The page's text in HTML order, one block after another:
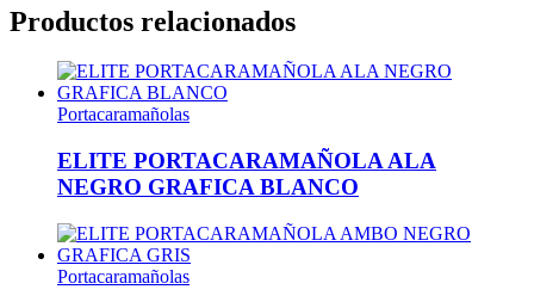
Productos relacionados
Portacaramañolas
ELITE PORTACARAMAÑOLA ALA
NEGRO GRAFICA BLANCO
Portacaramañolas